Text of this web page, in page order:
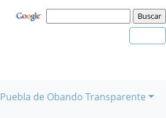
Puebla de Obando Transparente